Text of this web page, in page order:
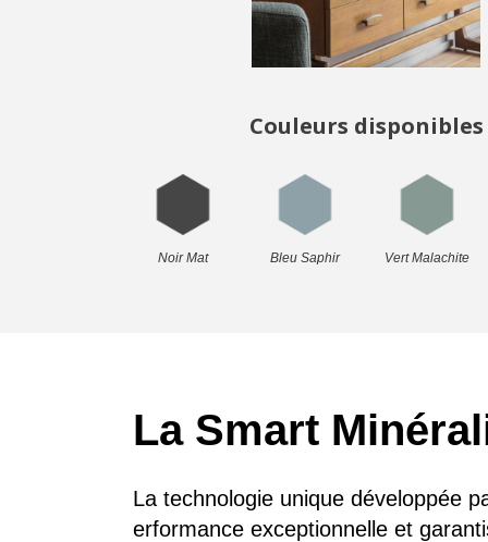
Couleurs disponibles
Noir Mat Bleu Saphir Vert Malachite
La Smart
La technologie unique développée
erformance exceptionnelle et